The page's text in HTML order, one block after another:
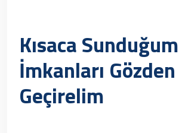
Kısaca
İmkanları Gözden
Geçirelim